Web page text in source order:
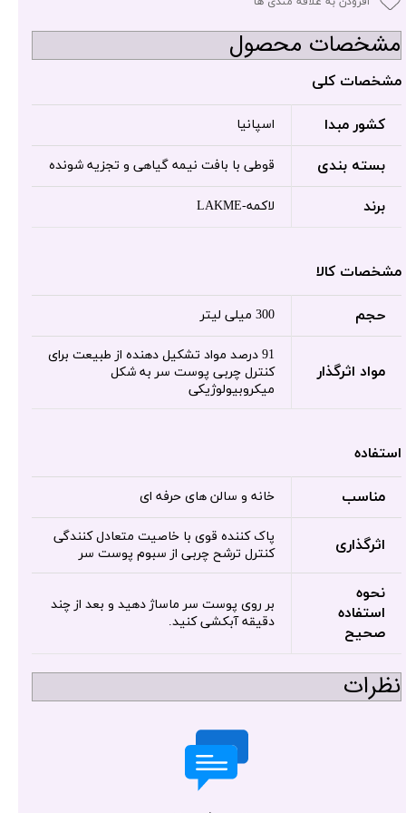
مشخصات محصول
مشخصات کلی
کشور مبدا اسپانیا
بسته بندی قوطی با بافت نیمه گیاهی و تجزیه شونده
برند لاکمه-LAKME
مشخصات کالا
حجم 300 میلی لیتر
مواد اثرگذار
91 درصد مواد تشکیل دهنده از طبیعت برای
کنترل چربی پوست سر به شکل
میکروبیولوژیکی
استفاده
مناسب خانه و سالن های حرفه ای
اثرگذاری
پاک کننده قوی با خاصیت متعادل کنندگی
کنترل ترشح چربی از سبوم پوست سر
نحوه
استفاده
صحیح
بر روی پوست سر ماساژ دهید و بعد از چند
دقیقه آبکشی کنید.
نظرات